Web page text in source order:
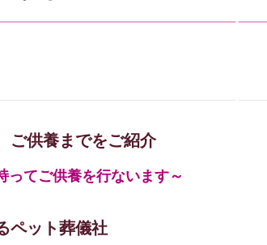
ご供養までをご紹介
ってご供養を行ないます～
ペット葬儀社